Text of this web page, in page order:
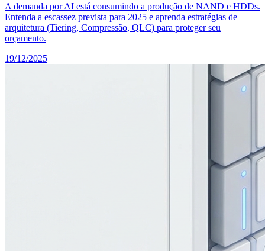
A demanda por AI está consumindo a produção de NAND e HDDs.
Entenda a escassez prevista para 2025 e aprenda estratégias de
arquitetura (Tiering, Compressão, QLC) para proteger seu
orçamento.
19/12/2025